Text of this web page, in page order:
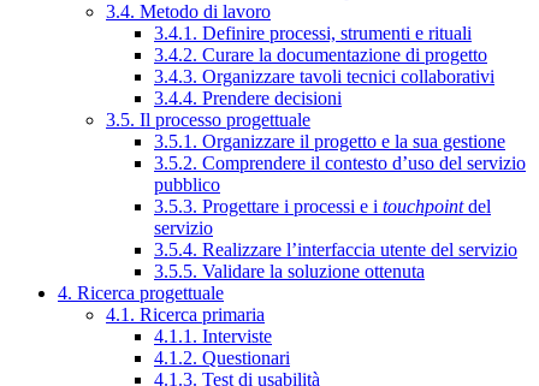
3.4. Metodo di lavoro
3.4.1. Definire processi, strumenti e rituali
3.4.2. Curare la documentazione di progetto
3.4.3. Organizzare tavoli tecnici collaborativi
3.4.4. Prendere decisioni
3.5. Il processo progettuale
3.5.1. Organizzare il progetto e la sua gestione
3.5.2. Comprendere il contesto d’uso del servizio
pubblico
3.5.3. Progettare i processi e i touchpointdel
servizio
3.5.4. Realizzare l’interfaccia utente del servizio
3.5.5. Validare la soluzione ottenuta
4. Ricerca progettuale
4.1. Ricerca primaria
4.1.1. Interviste
4.1.2. Questionari
4.1.3. Test di usabilità